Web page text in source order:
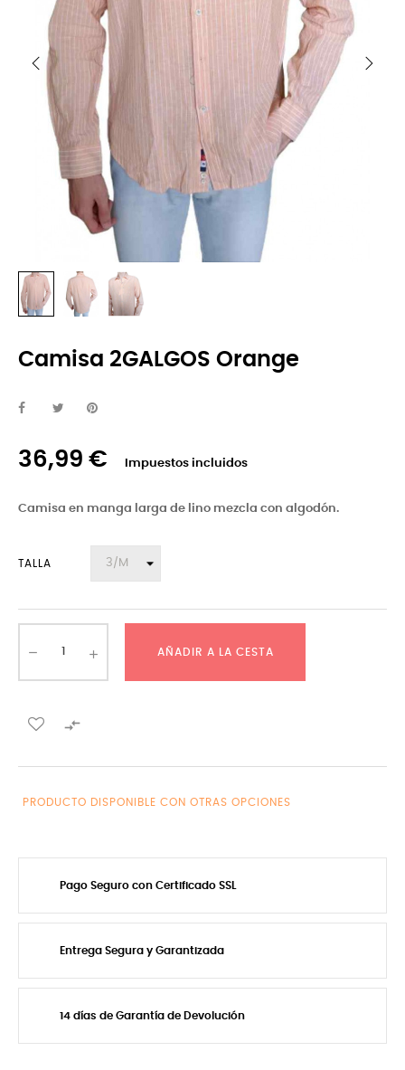
Camisa 2GALGOS Orange
36,99 € Impuestos incluidos
Camisa en manga larga de lino mezcla con algodón.
TALLA
AÑADIR A LA CESTA

PRODUCTO DISPONIBLE CON OTRAS OPCIONES
Pago Seguro con Certificado SSL
Entrega Segura y Garantizada
14 días de Garantía de Devolución